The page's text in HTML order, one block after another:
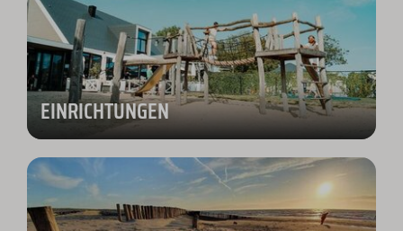
EINRICHTUNGEN